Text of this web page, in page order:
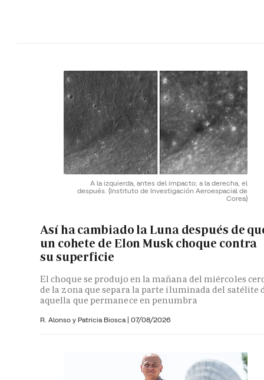
A la izquierda, antes del impacto; a la derecha, el
después. (Instituto de Investigación Aeroespacial de
Corea)
Así ha cambiado la Luna después de
un cohete de Elon Musk choque contra
su superficie
El choque se produjo en la mañana del miércoles
de la zona que separa la parte iluminada del satélite
aquella que permanece en penumbra
R. Alonso y Patricia Biosca | 07/08/2026